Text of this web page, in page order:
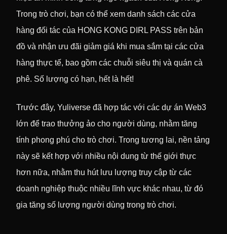
Trong trò chơi, bạn có thể xem danh sách các cửa
hàng đối tác của HONG KONG DIRL PASS trên bản
đồ và nhận ưu đãi giảm giá khi mua sắm tại các cửa
hàng thực tế, bao gồm các chuỗi siêu thị và quán cà
phê. Số lượng có hạn, hết là hết!
Trước đây, Yuliverse đã hợp tác với các dự án Web3
lớn để trao thưởng ảo cho người dùng, nhằm tăng
tính phong phú cho trò chơi. Trong tương lai, nền tảng
này sẽ kết hợp với nhiều nội dung từ thế giới thực
hơn nữa, nhằm thu hút lưu lượng truy cập từ các
doanh nghiệp thuộc nhiều lĩnh vực khác nhau, từ đó
gia tăng số lượng người dùng trong trò chơi.